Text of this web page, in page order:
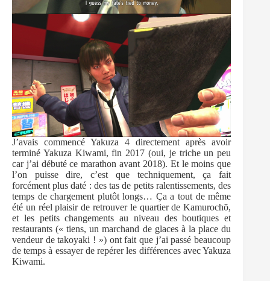
J’avais commencé Yakuza 4 directement après avoir
terminé Yakuza Kiwami, fin 2017 (oui, je triche un peu
car j’ai débuté ce marathon avant 2018). Et le moins que
l’on puisse dire, c’est que techniquement, ça fait
forcément plus daté : des tas de petits ralentissements, des
temps de chargement plutôt longs… Ça a tout de même
été un réel plaisir de retrouver le quartier de Kamurochō,
et les petits changements au niveau des boutiques et
restaurants (« tiens, un marchand de glaces à la place du
vendeur de takoyaki ! ») ont fait que j’ai passé beaucoup
de temps à essayer de repérer les différences avec Yakuza
Kiwami.